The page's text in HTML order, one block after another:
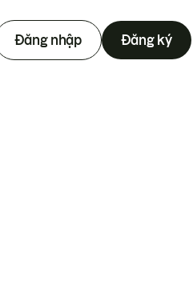
Đăng nhập Đăng ký